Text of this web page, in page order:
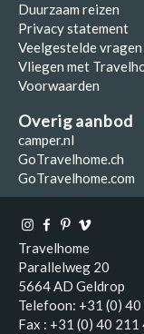
Duurzaam reizen
Privacy statement
Veelgestelde vragen
Vliegen met
Voorwaarden
Overig aanbod
camper.nl
GoTravelhome.ch
GoTravelhome.com
Travelhome
Parallelweg 20
5664 AD Geldrop
Telefoon: +31 (0)
Fax : +31 (0) 40 211